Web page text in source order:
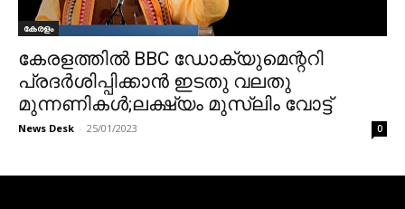
കേരളം
കേരളത്തിൽ BBC ഡോക്യുമെന്ററി
പ്രദർശിപ്പിക്കാൻ ഇടതു വലതു
മുന്നണികൾ;ലക്ഷ്യം മുസ്ലിം വോട്ട്
News Desk - 25/01/2023 0